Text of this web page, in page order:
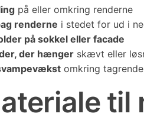
på eller omkring renderne
renderne i stedet for ud i
på sokkel eller facade
der hænger skævt eller
omkring
til